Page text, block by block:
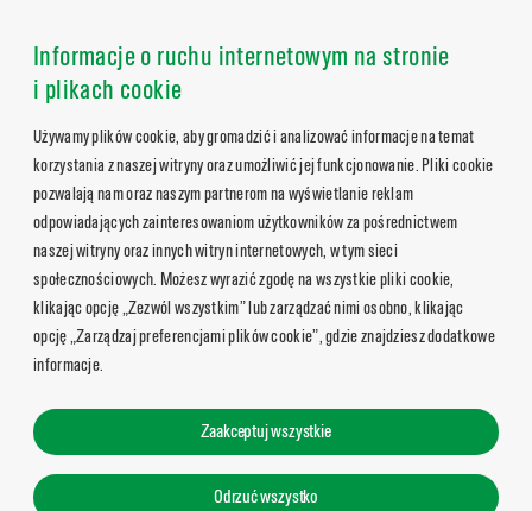
Informacje o ruchu internetowym na stronie
i plikach cookie
Używamy plików cookie, aby gromadzić i analizować informacje na temat
korzystania z naszej witryny oraz umożliwić jej funkcjonowanie. Pliki cookie
pozwalają nam oraz naszym partnerom na wyświetlanie reklam
odpowiadających zainteresowaniom użytkowników za pośrednictwem
naszej witryny oraz innych witryn internetowych, w tym sieci
społecznościowych. Możesz wyrazić zgodę na wszystkie pliki cookie,
klikając opcję „Zezwól wszystkim” lub zarządzać nimi osobno, klikając
opcję „Zarządzaj preferencjami plików cookie”, gdzie znajdziesz dodatkowe
informacje.
Zaakceptuj wszystkie
Odrzuć wszystko